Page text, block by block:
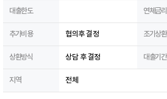
대출한도 연체금리
추가비용 협의후 결정 조기상환
상환방식 상담 후 결정 대출기간
지역 전체